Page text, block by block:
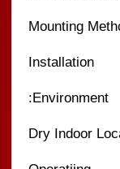
Mounting
Installation
Environment:
Dry Indoor